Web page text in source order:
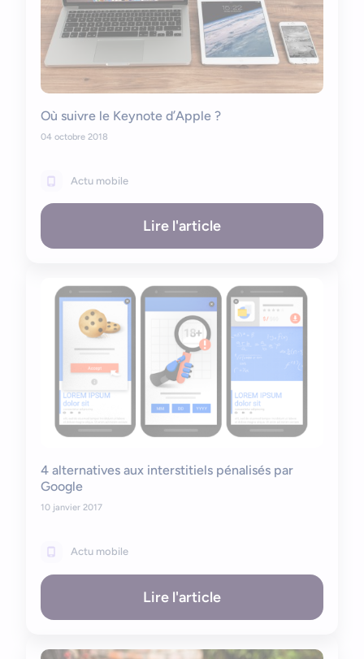
Où suivre le Keynote d’Apple ?
04 octobre 2018
Actu mobile
Lire l'article
4 alternatives aux interstitiels pénalisés par
Google
10 janvier 2017
Actu mobile
Lire l'article